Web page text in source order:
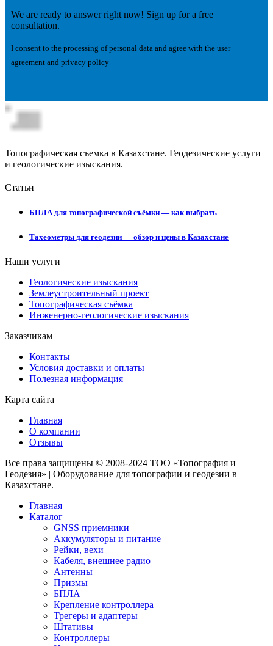
We are ready to answer right now! Sign up for a free
consultation.
I consent to the processing of personal data and agree with the user
agreement and privacy policy
Топографическая съемка в Казахстане. Геодезические услуги
и геологические изыскания.
Статьи
БПЛА для топографической съёмки — как выбрать
Тахеометры для геодезии — обзор и цены в Казахстане
Наши услуги
Геологические изыскания
Землеустроительный проект
Топографическая съёмка
Инженерно-геологические изыскания
Заказчикам
Контакты
Условия доставки и оплаты
Полезная информация
Карта сайта
Главная
О компании
Отзывы
Все права защищены © 2008-2024 ТОО «Топография и
Геодезия» | Оборудование для топографии и геодезии в
Казахстане.
Главная
Каталог
GNSS приемники
Аккумуляторы и питание
Рейки, вехи
Кабеля, внешнее радио
Антенны
Призмы
БПЛА
Крепление контроллера
Трегеры и адаптеры
Штативы
Контроллеры